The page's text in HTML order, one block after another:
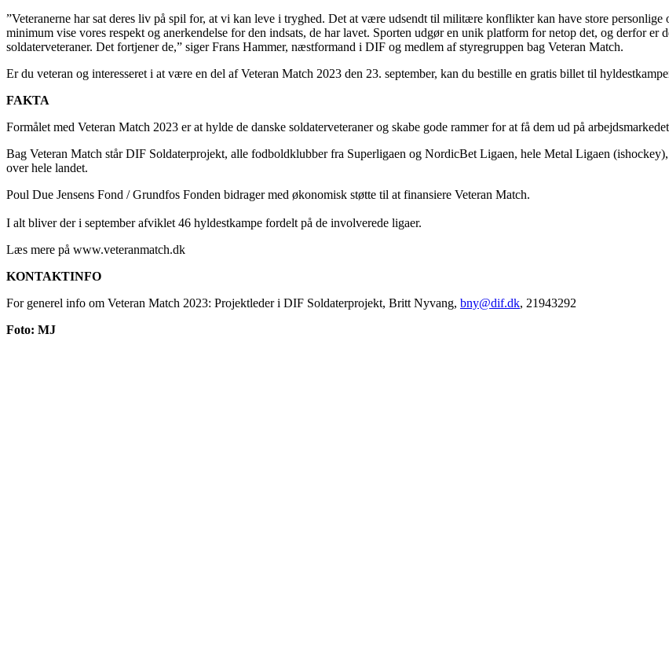
”Veteranerne har sat deres liv på spil for, at vi kan leve i tryghed. Det at være udsendt til militære konflikter kan have store
minimum vise vores respekt og anerkendelse for den indsats, de har lavet. Sporten udgør en unik platform for netop det, og derfor
soldaterveteraner. Det fortjener de,” siger Frans Hammer, næstformand i DIF og medlem af styregruppen bag Veteran Match.
Er du veteran og interesseret i at være en del af Veteran Match 2023 den 23. september, kan du bestille en gratis billet til
FAKTA
Formålet med Veteran Match 2023 er at hylde de danske soldaterveteraner og skabe gode rammer for at få dem ud på
Bag Veteran Match står DIF Soldaterprojekt, alle fodboldklubber fra Superligaen og NordicBet Ligaen, hele Metal Ligaen
over hele landet.
Poul Due Jensens Fond / Grundfos Fonden bidrager med økonomisk støtte til at finansiere Veteran Match.
I alt bliver der i september afviklet 46 hyldestkampe fordelt på de involverede ligaer.
Læs mere på www.veteranmatch.dk
KONTAKTINFO
For generel info om Veteran Match 2023: Projektleder i DIF Soldaterprojekt, Britt Nyvang, bny@dif.dk, 21943292
Foto: MJ